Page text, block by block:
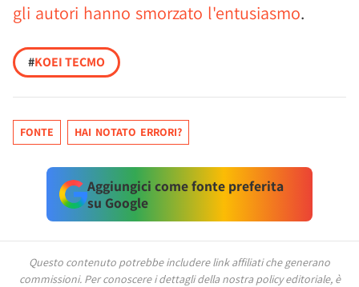
gli autori hanno smorzato l'entusiasmo.
#KOEI TECMO
FONTE HAI NOTATO ERRORI?
Aggiungici come fonte preferita
su Google
Questo contenuto potrebbe includere link affiliati che generano
commissioni. Per conoscere i dettagli della nostra policy editoriale, è